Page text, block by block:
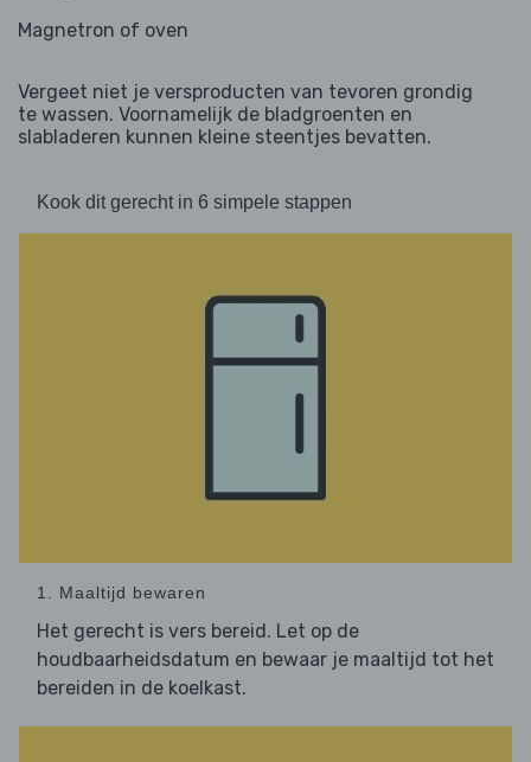
Magnetron of oven
Vergeet niet je versproducten van tevoren grondig
te wassen. Voornamelijk de bladgroenten en
slabladeren kunnen kleine steentjes bevatten.
Kook dit gerecht in 6 simpele stappen
1. Maaltijd bewaren
Het gerecht is vers bereid. Let op de
houdbaarheidsdatum en bewaar je maaltijd tot het
bereiden in de koelkast.